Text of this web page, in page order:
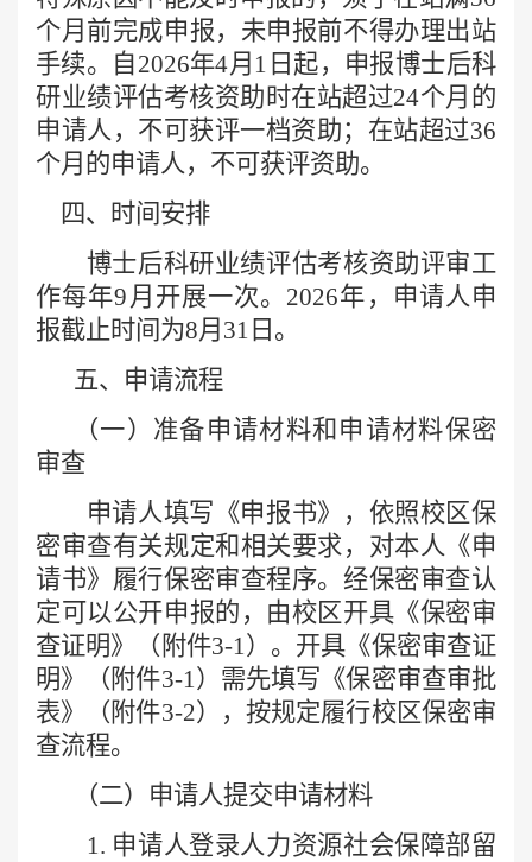
个月前完成申报，未申报前不得办理出站
手续。自2026年4月1日起，申报博士后科
研业绩评估考核资助时在站超过24个月的
申请人，不可获评一档资助；在站超过36
个月的申请人，不可获评资助。
四、时间安排
博士后科研业绩评估考核资助评审工
作每年9月开展一次。2026年，申请人申
报截止时间为8月31日。
五、申请流程
（一）准备申请材料和申请材料保密
审查
申请人填写《申报书》， 依照校区保
密审查有关规定和相关要求，对本人《申
请书》履行保密审查程序。经保密审查认
定可以公开申报的，由校区开具《保密审
查证明》（附件3-1）。 开具 《保密审查证
明》（附件3-1） 需先填写 《保密审查审批
表》（附件3-2） ， 按规定履行校区保密审
查流程。
（二）申请人提交申请材料
1. 申请人登录人力资源社会保障部留